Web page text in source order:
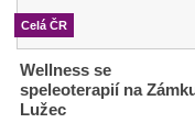
Celá ČR
Wellness se
speleoterapií na
Lužec